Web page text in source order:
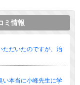
ミ情報
ただいたのですが、治
い本当に小峰先生に学